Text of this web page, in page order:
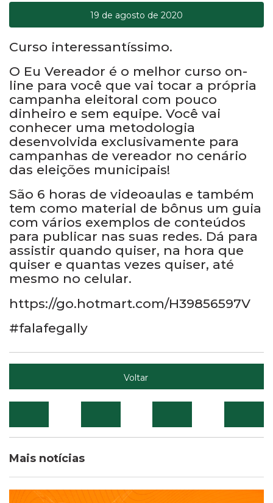
19 de agosto de 2020
Curso interessantíssimo.
O Eu Vereador é o melhor curso on-
line para você que vai tocar a própria
campanha eleitoral com pouco
dinheiro e sem equipe. Você vai
conhecer uma metodologia
desenvolvida exclusivamente para
campanhas de vereador no cenário
das eleições municipais!
São 6 horas de videoaulas e também
tem como material de bônus um guia
com vários exemplos de conteúdos
para publicar nas suas redes. Dá para
assistir quando quiser, na hora que
quiser e quantas vezes quiser, até
mesmo no celular.
https://go.hotmart.com/H39856597V
#falafegally
Voltar
Mais notícias